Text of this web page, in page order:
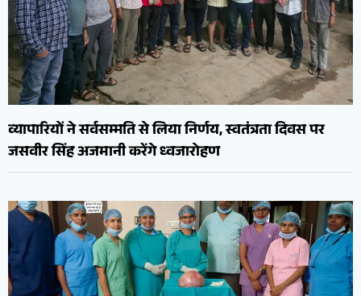
व्यापारियों ने सर्वसम्मति से लिया निर्णय, स्वतंत्रता दिवस पर
जसवीर सिंह अजमानी करेंगे ध्वजारोहण